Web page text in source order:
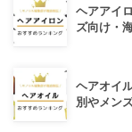
ヘアアイ
ズ向け・
ヘアオイ
別やメン